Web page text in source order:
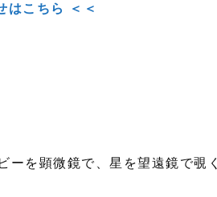
はこちら ＜＜
ーを顕微鏡で、星を望遠鏡で覗く